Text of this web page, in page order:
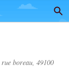
rue boreau, 49100